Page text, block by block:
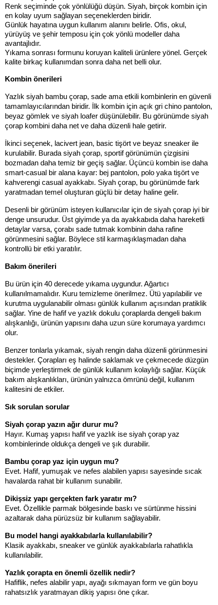
Renk seçiminde çok yönlülüğü düşün. Siyah, birçok kombin için
en kolay uyum sağlayan seçeneklerden biridir.
Günlük hayatına uygun kullanım alanını belirle. Ofis, okul,
yürüyüş ve şehir temposu için çok yönlü modeller daha
avantajlıdır.
Yıkama sonrası formunu koruyan kaliteli ürünlere yönel. Gerçek
kalite birkaç kullanımdan sonra daha net belli olur.
Kombin önerileri
Yazlık siyah bambu çorap, sade ama etkili kombinlerin en güvenli
tamamlayıcılarından biridir. İlk kombin için açık gri chino pantolon,
beyaz gömlek ve siyah loafer düşünülebilir. Bu görünümde siyah
çorap kombini daha net ve daha düzenli hale getirir.
İkinci seçenek, lacivert jean, basic tişört ve beyaz sneaker ile
kurulabilir. Burada siyah çorap, sportif görünümün çizgisini
bozmadan daha temiz bir geçiş sağlar. Üçüncü kombin ise daha
smart-casual bir alana kayar: bej pantolon, polo yaka tişört ve
kahverengi casual ayakkabı. Siyah çorap, bu görünümde fark
yaratmadan temel oluşturan güçlü bir detay haline gelir.
Desenli bir görünüm isteyen kullanıcılar için de siyah çorap iyi bir
denge unsurudur. Üst giyimde ya da ayakkabıda daha hareketli
detaylar varsa, çorabı sade tutmak kombinin daha rafine
görünmesini sağlar. Böylece stil karmaşıklaşmadan daha
kontrollü bir etki yaratılır.
Bakım önerileri
Bu ürün için 40 derecede yıkama uygundur. Ağartıcı
kullanılmamalıdır. Kuru temizleme önerilmez. Ütü yapılabilir ve
kurutma uygulanabilir olması günlük kullanım açısından pratiklik
sağlar. Yine de hafif ve yazlık dokulu çoraplarda dengeli bakım
alışkanlığı, ürünün yapısını daha uzun süre korumaya yardımcı
olur.
Benzer tonlarla yıkamak, siyah rengin daha düzenli görünmesini
destekler. Çorapları eş halinde saklamak ve çekmecede düzgün
biçimde yerleştirmek de günlük kullanım kolaylığı sağlar. Küçük
bakım alışkanlıkları, ürünün yalnızca ömrünü değil, kullanım
kalitesini de etkiler.
Sık sorulan sorular
Siyah çorap yazın ağır durur mu?
Hayır. Kumaş yapısı hafif ve yazlık ise siyah çorap yaz
kombinlerinde oldukça dengeli ve şık durabilir.
Bambu çorap yaz için uygun mu?
Evet. Hafif, yumuşak ve nefes alabilen yapısı sayesinde sıcak
havalarda rahat bir kullanım sunabilir.
Dikişsiz yapı gerçekten fark yaratır mı?
Evet. Özellikle parmak bölgesinde baskı ve sürtünme hissini
azaltarak daha pürüzsüz bir kullanım sağlayabilir.
Bu model hangi ayakkabılarla kullanılabilir?
Klasik ayakkabı, sneaker ve günlük ayakkabılarla rahatlıkla
kullanılabilir.
Yazlık çorapta en önemli özellik nedir?
Hafiflik, nefes alabilir yapı, ayağı sıkmayan form ve gün boyu
rahatsızlık yaratmayan dikiş yapısı öne çıkar.